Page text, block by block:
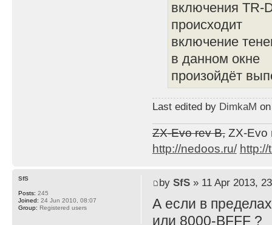
включения TR-
происходит
включение
в данном окне
произойдёт
Last edited by DimkaM
ZX-Evo rev B,ZX-Evo
http://nedoos.ru/
by SfS» 11 Apr 2013,
А если в
или 8000-BFFF ?
SfS
Posts: 245
Joined: 24 Jun 2010, 08:07
Group: Registered users